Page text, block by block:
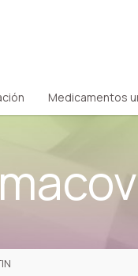
Medicamentos